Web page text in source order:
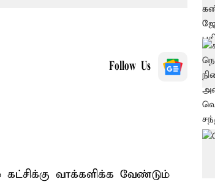
Follow Us
வாக்களிக்க வேண்டும்